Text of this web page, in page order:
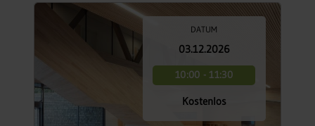
DATUM
03.12.2026
10:00 - 11:30
Kostenlos